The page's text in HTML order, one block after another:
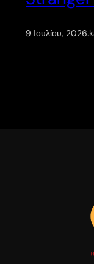
9 Ιουλίου, 2026.